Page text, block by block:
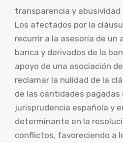
transparencia y abusividad
Los afectados por la
recurrir a la asesoría de un
banca y derivados de la
apoyo de una asociación
reclamar la nulidad de la
de las cantidades pagadas
jurisprudencia española y
determinante en la
conflictos, favoreciendo a